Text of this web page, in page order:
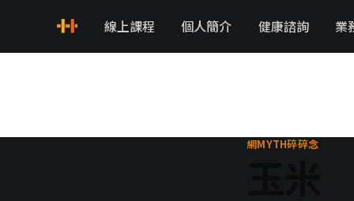
線上課程 個人簡介 健康諮詢 業
網MYTH碎碎念